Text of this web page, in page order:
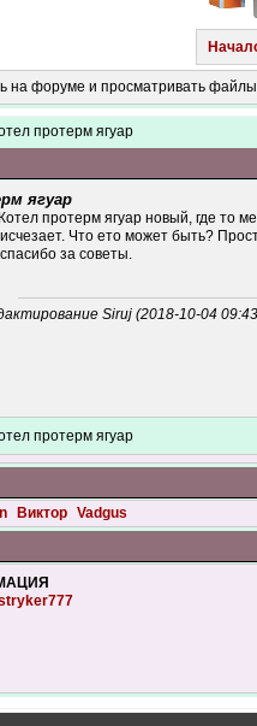
на форуме и просматривать файлы
протерм ягуар
ягуар
протерм ягуар новый, где то
Что ето может быть?
за советы.
Siruj (2018-10-04
протерм ягуар
Виктор Vadgus